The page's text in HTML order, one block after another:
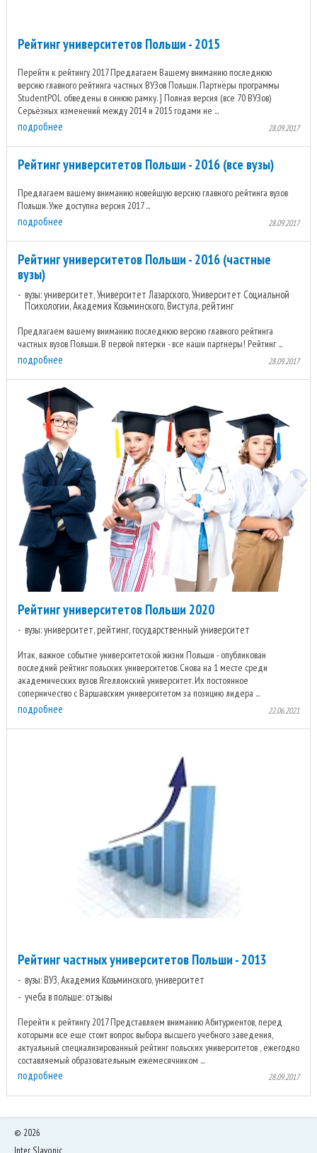
Рейтинг университетов Польши - 2015
Перейти к рейтингу 2017 Предлагаем Вашему вниманию последнюю
версию главного рейтинга частных ВУЗов Польши. Партнёры программы
StudentPOL обведены в синюю рамку. ] Полная версия (все 70 ВУЗов)
Серьёзных изменений между 2014 и 2015 годами не ...
подробнее 28.09.2017
Рейтинг университетов Польши - 2016 (все вузы)
Предлагаем вашему вниманию новейшую версию главного рейтинга вузов
Польши. Уже доступна версия 2017 ...
подробнее 28.09.2017
Рейтинг университетов Польши - 2016 (частные
вузы)
вузы: университет, Университет Лазарского, Университет Социальной
Психологии, Академия Козьминского, Вистула, рейтинг
Предлагаем вашему вниманию последнюю версию главного рейтинга
частных вузов Польши. В первой пятерки - все наши партнеры! Рейтинг ...
подробнее 28.09.2017
Рейтинг университетов Польши 2020
вузы: университет, рейтинг, государственный университет
Итак, важное событие университетской жизни Польши - опубликован
последний рейтинг польских университетов. Снова на 1 месте среди
академических вузов Ягеллонский университет. Их постоянное
соперничество с Варшавским университетом за позицию лидера ...
подробнее 22.06.2021
Рейтинг частных университетов Польши - 2013
вузы: ВУЗ, Академия Козьминского, университет
учеба в польше: отзывы
Перейти к рейтингу 2017 Представляем вниманию Абитуриентов, перед
которыми все еще стоит вопрос выбора высшего учебного заведения,
актуальный специализированный рейтинг польских университетов , ежегодно
составляемый образовательным ежемесячником ...
подробнее 28.09.2017
© 2026
Inter Slavonic